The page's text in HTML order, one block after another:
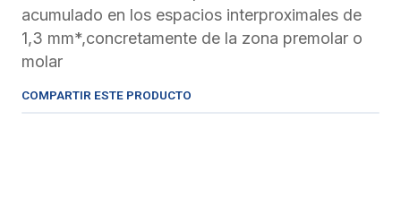
acumulado en los espacios interproximales de
1,3 mm*,concretamente de la zona premolar o
molar
COMPARTIR ESTE PRODUCTO